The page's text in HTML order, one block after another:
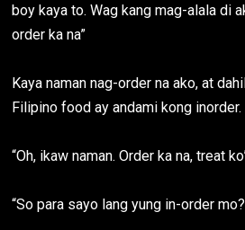
boy kaya to. Wag kang mag-alala di
order ka na”
Kaya naman nag-order na ako, at
Filipino food ay andami kong inorder.
“Oh, ikaw naman. Order ka na, treat
“So para sayo lang yung in-order